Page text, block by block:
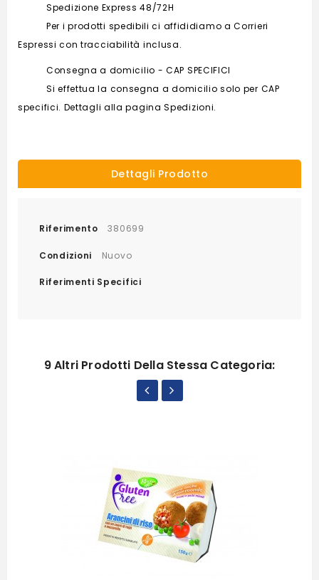
Spedizione Express 48/72H
Per i prodotti spedibili ci affididiamo a Corrieri
Espressi con tracciabilità inclusa.
Consegna a domicilio - CAP SPECIFICI
Si effettua la consegna a domicilio solo per CAP
specifici. Dettagli alla pagina Spedizioni.
Dettagli Prodotto
Riferimento 380699
Condizioni Nuovo
Riferimenti Specifici
9 Altri Prodotti Della Stessa Categoria: